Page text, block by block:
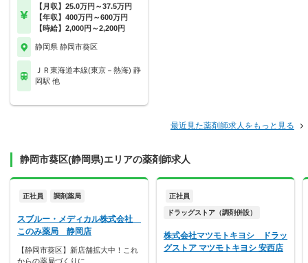
【月収】25.0万円～37.5万円
【年収】400万円～600万円
【時給】2,000円～2,200円
静岡県 静岡市葵区
ＪＲ東海道本線(東京－熱海) 静
岡駅 他
最近見た薬剤師求人をもっと見る
静岡市葵区(静岡県)エリアの薬剤師求人
正社員 調剤薬局
スブルー・メディカル株式会社
このみ薬局 静岡店
【静岡市葵区】新店舗拡大中！これ
からの薬局づくりに…
正社員
ドラッグストア（調剤併設）
株式会社マツモトキヨシ ドラッ
グストア マツモトキヨシ 安西店